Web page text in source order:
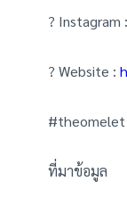
? Instagram
? Website :
#theomelet
ที่มาข้อมูล